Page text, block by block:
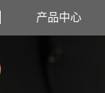
产品中心